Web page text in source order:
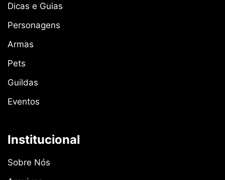
Dicas e Guias
Personagens
Armas
Pets
Guildas
Eventos
Institucional
Sobre Nós